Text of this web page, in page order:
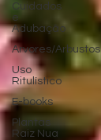
Cuidados
e
Adubação
Arvores/Arbustos
Uso
Ritulístico
E-books
Plantas
Raiz Nua